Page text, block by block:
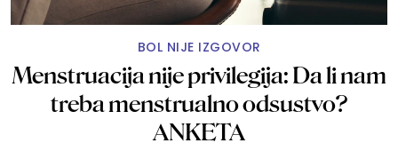
BOL NIJE IZGOVOR
Menstruacija nije privilegija: Da li nam
treba menstrualno odsustvo?
ANKETA